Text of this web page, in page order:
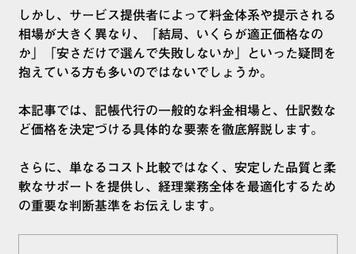
しかし、サービス提供者によって料金体系や提示される
相場が大きく異なり、「結局、いくらが適正価格なの
か」「安さだけで選んで失敗しないか」といった疑問を
抱えている方も多いのではないでしょうか。
本記事では、記帳代行の一般的な料金相場と、仕訳数な
ど価格を決定づける具体的な要素を徹底解説します。
さらに、単なるコスト比較ではなく、安定した品質と柔
軟なサポートを提供し、経理業務全体を最適化するため
の重要な判断基準をお伝えします。